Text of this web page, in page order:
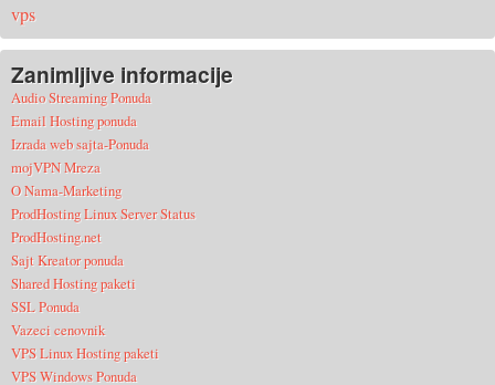
vps
Zanimljive informacije
Audio Streaming Ponuda
Email Hosting ponuda
Izrada web sajta-Ponuda
mojVPN Mreza
O Nama-Marketing
ProdHosting Linux Server Status
ProdHosting.net
Sajt Kreator ponuda
Shared Hosting paketi
SSL Ponuda
Vazeci cenovnik
VPS Linux Hosting paketi
VPS Windows Ponuda